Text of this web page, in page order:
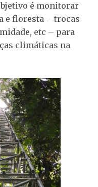
é monitorar
e floresta – trocas
etc – para
climáticas na